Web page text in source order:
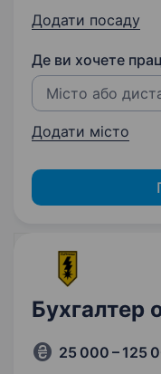
Додати посаду
Де ви хочете
Додати місто
Бухгалтер
25 000 – 125